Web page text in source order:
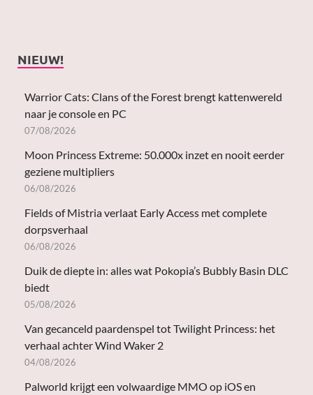
NIEUW!
Warrior Cats: Clans of the Forest brengt kattenwereld
naar je console en PC
07/08/2026
Moon Princess Extreme: 50.000x inzet en nooit eerder
geziene multipliers
06/08/2026
Fields of Mistria verlaat Early Access met complete
dorpsverhaal
06/08/2026
Duik de diepte in: alles wat Pokopia’s Bubbly Basin DLC
biedt
05/08/2026
Van gecanceld paardenspel tot Twilight Princess: het
verhaal achter Wind Waker 2
04/08/2026
Palworld krijgt een volwaardige MMO op iOS en